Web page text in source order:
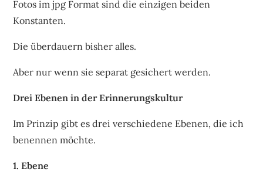
Fotos im jpg Format sind die einzigen beiden
Konstanten.
Die überdauern bisher alles.
Aber nur wenn sie separat gesichert werden.
Drei Ebenen in der Erinnerungskultur
Im Prinzip gibt es drei verschiedene Ebenen, die ich
benennen möchte.
1. Ebene